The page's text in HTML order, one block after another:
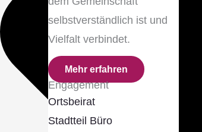
selbstverständlich ist und
Vielfalt verbindet.
Mehr erfahren
Engagement
Ortsbeirat
Stadtteil Büro